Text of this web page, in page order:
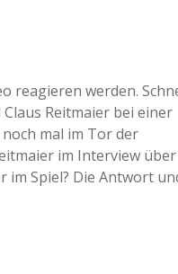
reagieren werden.
Reitmaier bei einer
mal im Tor der
im Interview über
im Spiel? Die Antwort